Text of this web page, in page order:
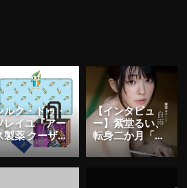
ルク・ドゥ・
レイユ『アー
製薬 クーザ』
東京公演の日程
チケット情報
【インタビュ
ー】紫堂るい、
転身二か月「も
っと知っていた
だくことを目標